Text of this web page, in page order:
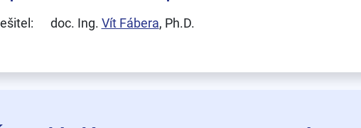
doc. Ing. Vít Fábera, Ph.D.